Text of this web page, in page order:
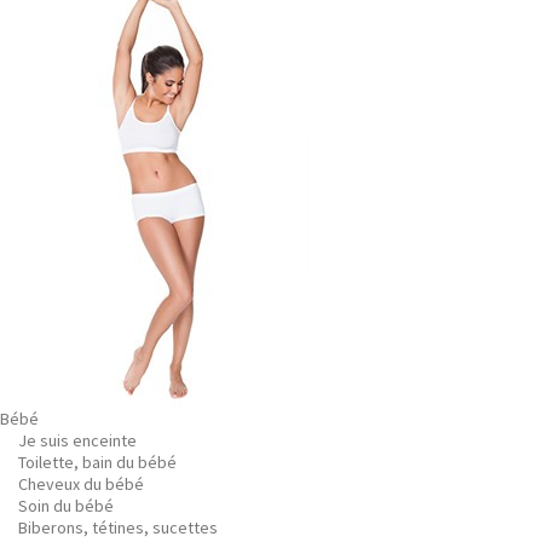
Bébé
Je suis enceinte
Toilette, bain du bébé
Cheveux du bébé
Soin du bébé
Biberons, tétines, sucettes